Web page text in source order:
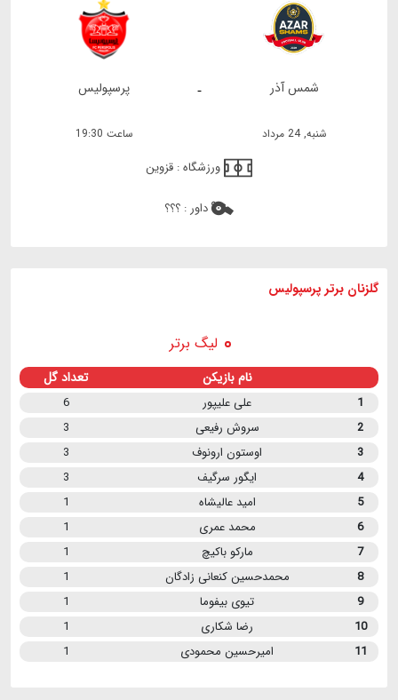
- شمس آذر پرسپولیس
شنبه, 24 مرداد ساعت 19:30
ورزشگاه : قزوین
داور : ؟؟؟
گلزنان برتر پرسپولیس
لیگ برتر
نام بازیکن تعداد گل
1 علی علیپور
6
2
سروش رفیعی
3
3
اوستون ارونوف
3
4
ایگور سرگیف
3
5
امید عالیشاه
1
6
محمد عمری
1
7
مارکو باکیچ
1
8
محمدحسین کنعانی زادگان
1
9
تیوی بیفوما
1
10
رضا شکاری
1
11
امیرحسین محمودی 1